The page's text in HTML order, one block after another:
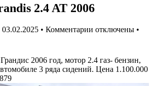
2.4 AT 2006
03.02.2025 • Комментарии отключены •
2006 год, мотор 2.4 газ- бензин,
3 ряда сидений. Цена 1.100.000